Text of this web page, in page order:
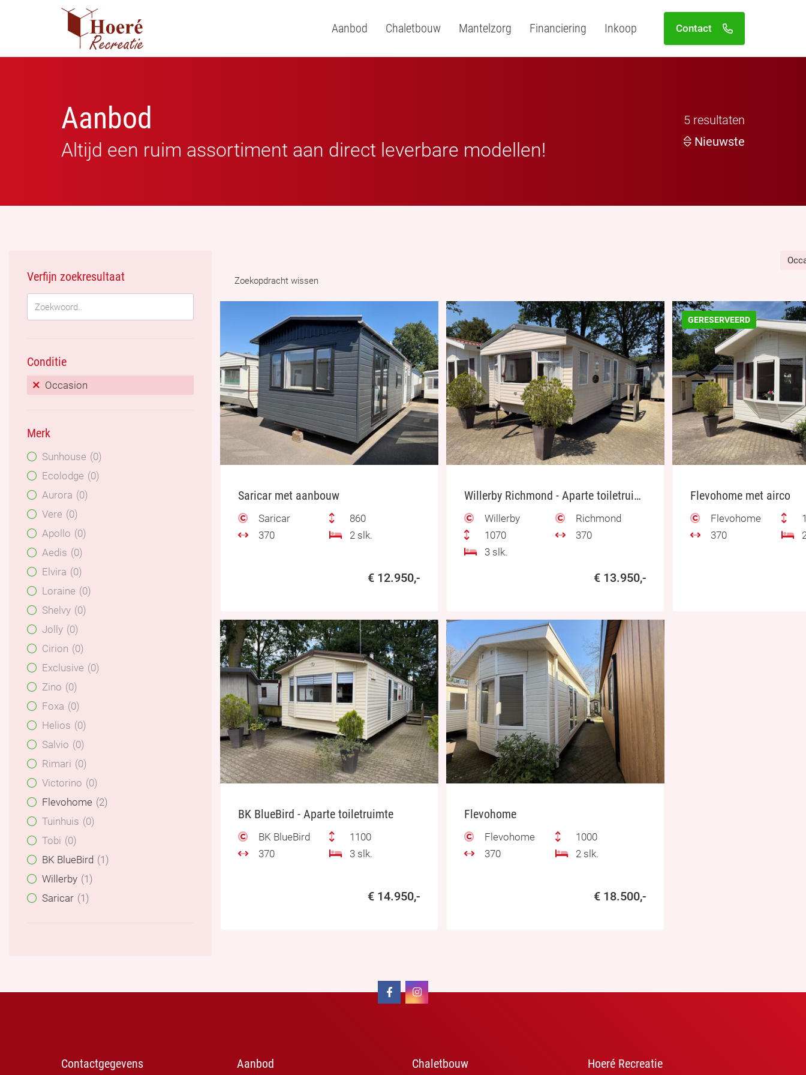
Aanbod
Altijd een ruim assortiment aan direct leverbare modellen!
5 resultaten
Nieuwste
Verfijn zoekresultaat
Conditie
Occasion
Merk
Sunhouse
0
Ecolodge
0
Aurora
0
Vere
0
Apollo
0
Aedis
0
Elvira
0
Loraine
0
Shelvy 0
Jolly 0
Cirion
0
Exclusive
0
Zino
0
Foxa
0
Helios
0
Salvio
0
Rimari
0
Victorino
0
Flevohome 2
Tuinhuis
0
Tobi
0
BK BlueBird 1
Willerby 1
Saricar 1
Zoekopdracht wissen
Saricar met aanbouw
Saricar
860
370
2 slk.
€ 12.950,-
Willerby Richmond - Aparte toiletruimte
Willerby
Richmond
1070
370
3 slk.
€ 13.950,-
GERESERVEERD
Flevohome met airco
Flevohome
370
BK BlueBird - Aparte toiletruimte
BK BlueBird
1100
370
3 slk.
€ 14.950,-
Flevohome
Flevohome
1000
370
2 slk.
€ 18.500,-
Contact
Aanbod Chaletbouw Mantelzorg Financiering Inkoop
Contactgegevens Aanbod Chaletbouw Hoeré Recreatie